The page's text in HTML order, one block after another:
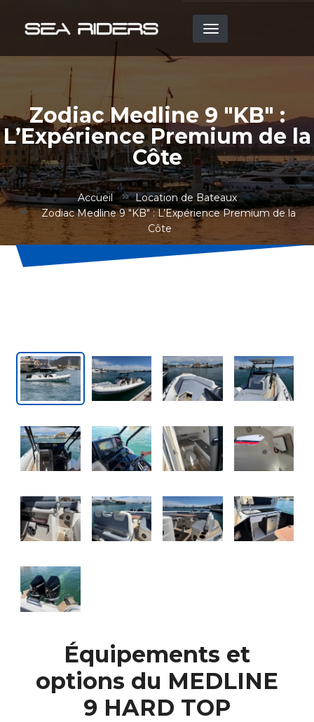
principal
Zodiac Medline 9 "KB" :
L’Expérience Premium de la
Côte
Accueil
Location de Bateaux
Zodiac Medline 9 "KB" : L’Expérience Premium de la
Côte
Équipements et
options du MEDLINE
9 HARD TOP